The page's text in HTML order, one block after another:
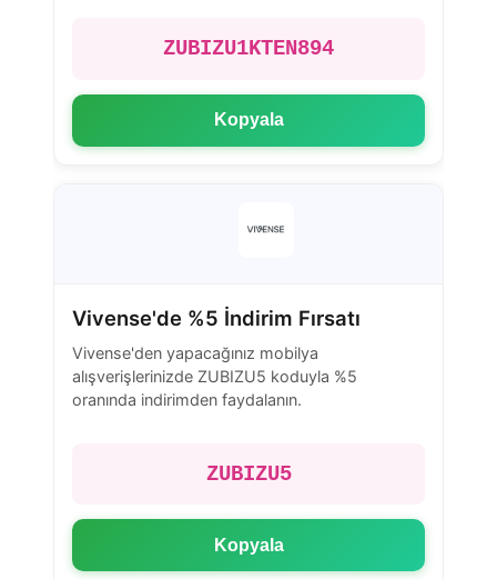
ZUBIZU1KTEN894
Kopyala
Vivense'de %5 İndirim Fırsatı
Vivense'den yapacağınız mobilya
alışverişlerinizde ZUBIZU5 koduyla %5
oranında indirimden faydalanın.
ZUBIZU5
Kopyala